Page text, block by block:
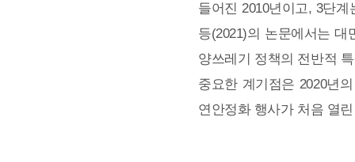
들어진 2010년이고, 3단
등(2021)의 논문에서는
양쓰레기 정책의 전반적
중요한 계기점은 2020년
연안정화 행사가 처음 열